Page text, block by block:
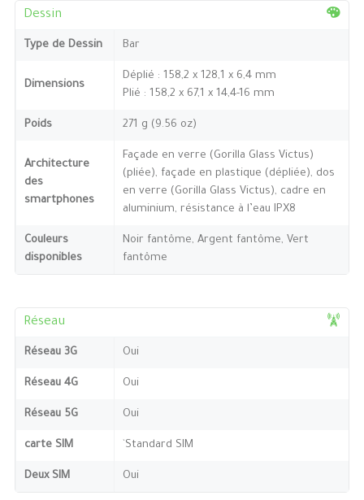
Dessin
Type de Dessin Bar
Dimensions
Déplié : 158,2 x 128,1 x 6,4 mm
Plié : 158,2 x 67,1 x 14,4-16 mm
Poids 271 g (9.56 oz)
Architecture
des
smartphones
Façade en verre (Gorilla Glass Victus)
(pliée), façade en plastique (dépliée), dos
en verre (Gorilla Glass Victus), cadre en
aluminium, résistance à l’eau IPX8
Couleurs
disponibles
Noir fantôme, Argent fantôme, Vert
fantôme
Réseau
Réseau 3G Oui
Réseau 4G Oui
Réseau 5G Oui
carte SIM `Standard SIM
Deux SIM Oui